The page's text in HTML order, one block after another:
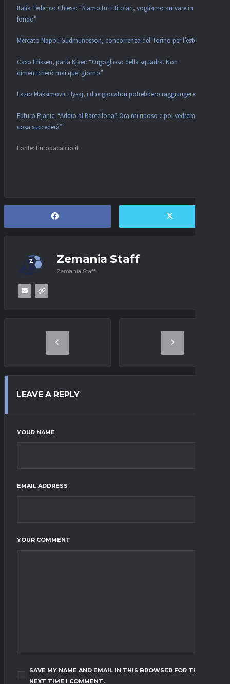
Italia Federico Chiesa: “Siamo tutti titolari, vogliamo arrivare in
fondo”
Mercato Napoli Gudmundsson, concorrenza del Torino per l’esterno
Caso Eriksen, parla Kjaer: “Orgoglioso della squadra. Non
dimenticherò mai quel giorno”
Lazio Maksimovic Hysaj, i due giocatori potrebbero raggiungere Sarri
Futuro Pjanic: “Addio al Barcellona? Ora mi riposo e poi vedremo
cosa succederà”
Fonte: Europacalcio.it
Zemania Staff
Zemania Staff
LEAVE A REPLY
YOUR NAME
EMAIL ADDRESS
YOUR COMMENT
SAVE MY NAME AND EMAIL IN THIS BROWSER FOR THE
NEXT TIME I COMMENT.